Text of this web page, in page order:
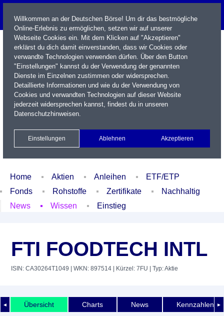
Name / WKN / ISIN / Kürzel
Xetra Realtime
Watchlist Portfolio Login
Home Aktien Anleihen
ETF/ETP
Fonds
Rohstoffe Zertifikate
Nachhaltig
News
Wissen Einstieg
FTI FOODTECH INTL
ISIN: CA30264T1049 | WKN: 897514 | Kürzel: 7FU | Typ: Aktie
◄ ►
Übersicht Charts News Kennzahlen
Willkommen an der Deutschen Börse! Um dir das bestmögliche
Online-Erlebnis zu ermöglichen, setzen wir auf unserer
Webseite Cookies ein. Mit dem Klicken auf "Akzeptieren"
erklärst du dich damit einverstanden, dass wir Cookies oder
verwandte Technologien verwenden dürfen. Über den Button
"Einstellungen" kannst du der Verwendung der genannten
Dienste im Einzelnen zustimmen oder widersprechen.
Detaillierte Informationen und wie du der Verwendung von
Cookies und verwandten Technologien auf dieser Website
jederzeit widersprechen kannst, findest du in unseren
Datenschutzhinweisen.
Einstellungen Ablehnen Akzeptieren